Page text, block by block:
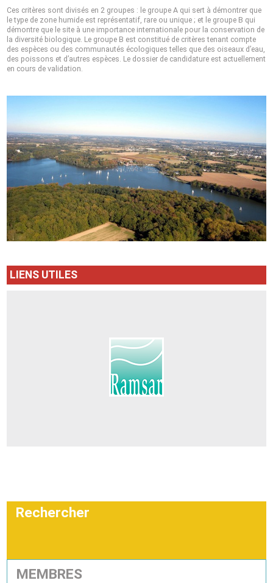
Ces critères sont divisés en 2 groupes : le groupe A qui sert à démontrer que
le type de zone humide est représentatif, rare ou unique ; et le groupe B qui
démontre que le site à une importance internationale pour la conservation de
la diversité biologique. Le groupe B est constitué de critères tenant compte
des espèces ou des communautés écologiques telles que des oiseaux d’eau,
des poissons et d’autres espèces. Le dossier de candidature est actuellement
en cours de validation.
LIENS UTILES
Rechercher
MEMBRES